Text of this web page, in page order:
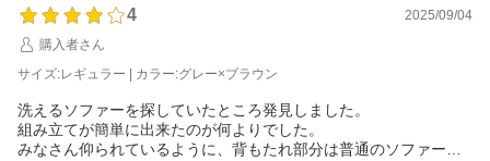
4
2025/09/04
購入者さん
サイズ:レギュラー | カラー:グレー×ブラウン
洗えるソファーを探していたところ発見しました。
組み立てが簡単に出来たのが何よりでした。
みなさん仰られているように、背もたれ部分は普通のソファーの